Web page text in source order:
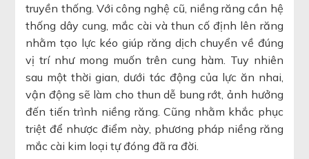
truyền thống. Với công nghệ cũ, niềng răng cần hệ
thống dây cung, mắc cài và thun cố định lên răng
nhằm tạo lực kéo giúp răng dịch chuyển về đúng
vị trí như mong muốn trên cung hàm. Tuy nhiên
sau một thời gian, dưới tác động của lực ăn nhai,
vận động sẽ làm cho thun dễ bung rớt, ảnh hưởng
đến tiến trình niềng răng. Cũng nhằm khắc phục
triệt để nhược điểm này, phương pháp niềng răng
mắc cài kim loại tự đóng đã ra đời.